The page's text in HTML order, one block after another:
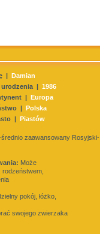
| Damian
urodzenia | 1986
| Europa
| Polska
| Piastów
średnio zaawansowany Rosyjski-
Może
rodzeństwem,
pokój, łóżko,
swojego zwierzaka